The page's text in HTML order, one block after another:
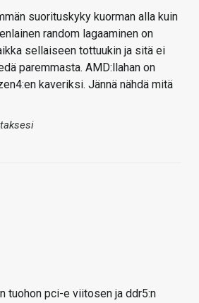
suorituskyky kuorman alla kuin
random lagaaminen on
sellaiseen tottuukin ja sitä ei
paremmasta. AMD:llahan on
kaveriksi. Jännä nähdä mitä
tuohon pci-e viitosen ja ddr5:n